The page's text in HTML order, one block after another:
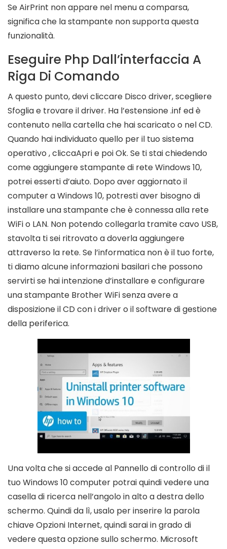
Se AirPrint non appare nel menu a comparsa,
significa che la stampante non supporta questa
funzionalità.
Eseguire Php Dall’interfaccia A
Riga Di Comando
A questo punto, devi cliccare Disco driver, scegliere
Sfoglia e trovare il driver. Ha l’estensione .inf ed è
contenuto nella cartella che hai scaricato o nel CD.
Quando hai individuato quello per il tuo sistema
operativo , cliccaApri e poi Ok. Se ti stai chiedendo
come aggiungere stampante di rete Windows 10,
potrei esserti d’aiuto. Dopo aver aggiornato il
computer a Windows 10, potresti aver bisogno di
installare una stampante che è connessa alla rete
WiFi o LAN. Non potendo collegarla tramite cavo USB,
stavolta ti sei ritrovato a doverla aggiungere
attraverso la rete. Se l’informatica non è il tuo forte,
ti diamo alcune informazioni basilari che possono
servirti se hai intenzione d’installare e configurare
una stampante Brother WiFi senza avere a
disposizione il CD con i driver o il software di gestione
della periferica.
Una volta che si accede al Pannello di controllo di il
tuo Windows 10 computer potrai quindi vedere una
casella di ricerca nell’angolo in alto a destra dello
schermo. Quindi da lì, usalo per inserire la parola
chiave Opzioni Internet, quindi sarai in grado di
vedere questa opzione sullo schermo. Microsoft